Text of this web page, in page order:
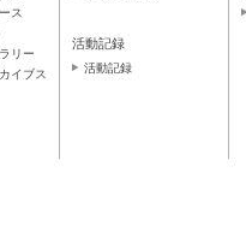
ス
リー
イブス
活動記録
活動記録